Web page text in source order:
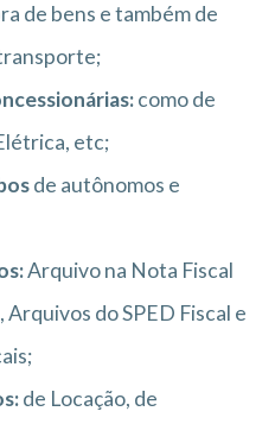
de bens e também de
como de
etc;
de autônomos e
Arquivo na Nota Fiscal
Arquivos do SPED Fiscal e
de Locação, de